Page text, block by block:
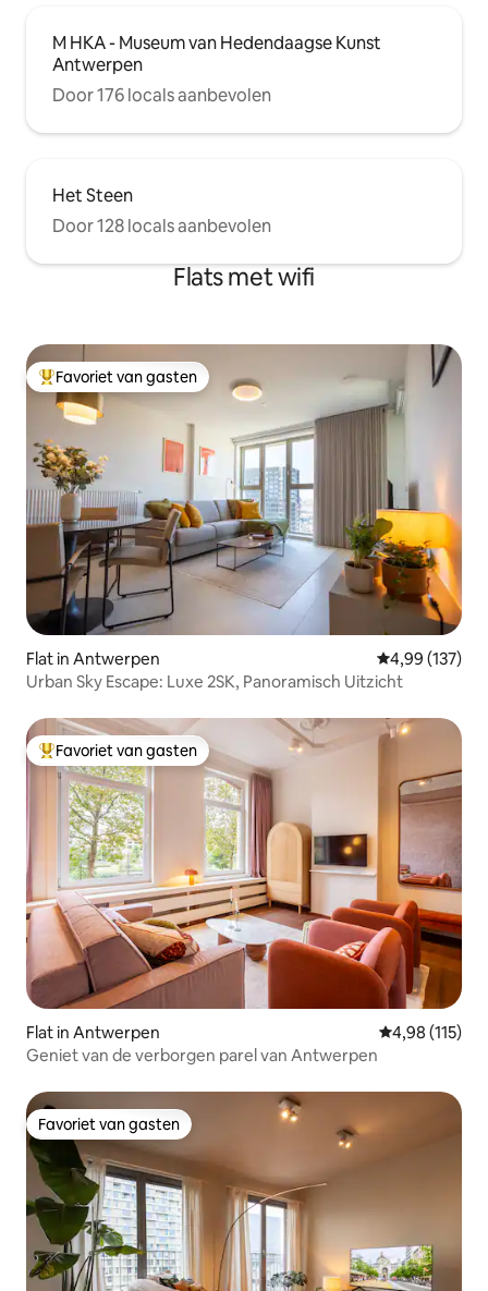
M HKA - Museum van Hedendaagse Kunst
Antwerpen
Door 176 locals aanbevolen
Het Steen
Door 128 locals aanbevolen
Flats met wifi
Topfavoriet van gasten
Favoriet van gasten
Flat in Antwerpen Gemiddelde
4,99 (137)
Urban Sky Escape: Luxe 2SK, Panoramisch Uitzicht
Topfavoriet van gasten
Favoriet van gasten
Flat in Antwerpen Gemiddelde
4,98 (115)
Geniet van de verborgen parel van Antwerpen
Favoriet van gasten
Favoriet van gasten